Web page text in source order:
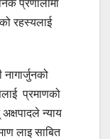
प्रणालीमा
रहस्यलाई
नागार्जुनको
प्रमाणको
न्याय
लाइ साबित